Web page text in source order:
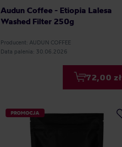
Audun Coffee - Etiopia Lalesa
Washed Filter 250g
Producent: AUDUN COFFEE
Data palenia: 30.06.2026
72,00 zł
PROMOCJA